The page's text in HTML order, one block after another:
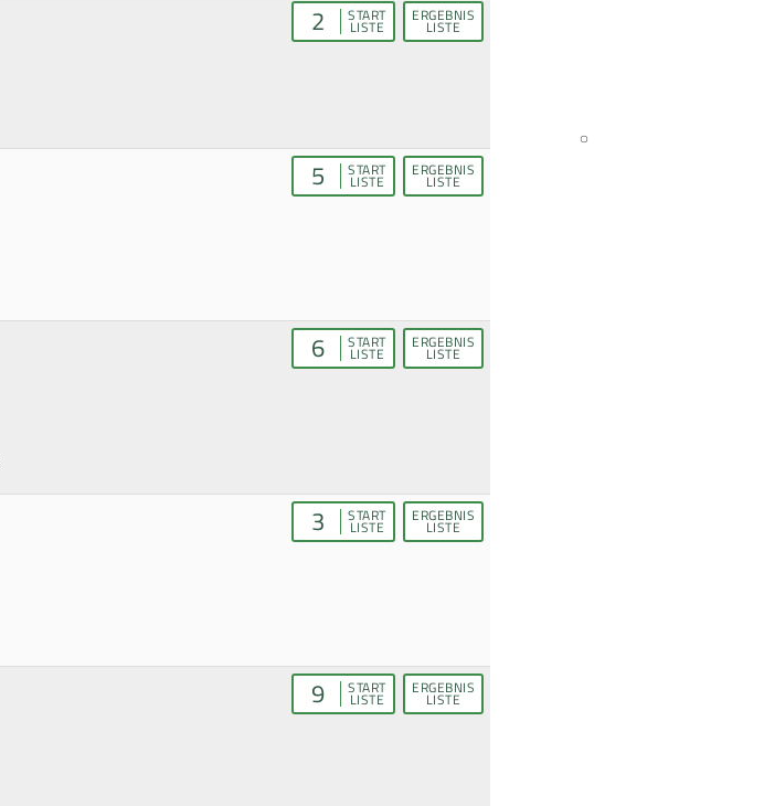
2 START
LISTE
ERGEBNIS
LISTE
5 START
LISTE
ERGEBNIS
LISTE
6 START
LISTE
ERGEBNIS
LISTE
3 START
LISTE
ERGEBNIS
LISTE
9 START
LISTE
ERGEBNIS
LISTE